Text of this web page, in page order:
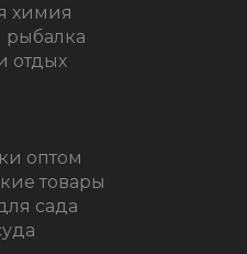
химия
рыбалка
отдых
оптом
товары
сада